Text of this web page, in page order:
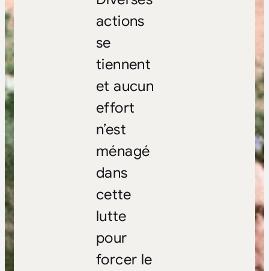
actions
se
tiennent
et aucun
effort
n’est
ménagé
dans
cette
lutte
pour
forcer le